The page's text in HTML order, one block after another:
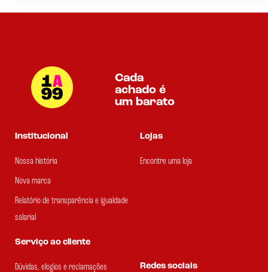
Cada
achado é
um barato
Institucional
Nossa história
Nova marca
Relatório de transparência e igualdade
salarial
Lojas
Encontre uma loja
Serviço ao cliente
Dúvidas, elogios e reclamações Redes sociais